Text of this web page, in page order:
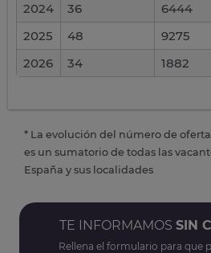
2024
36
6444
2025
48
9275
2026
34 1882
* La evolución del número de
es un sumatorio de todas las
España y sus localidades
TE INFORMAMOS SIN
Rellena el formulario para que